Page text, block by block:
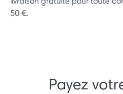
50 €.
Payez